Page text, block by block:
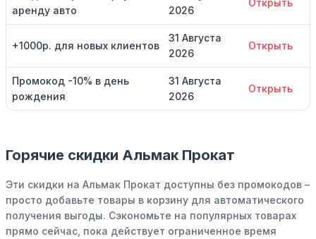
аренду авто
2026
Открыть
+1000р. для новых клиентов
31 Августа
2026
Открыть
Промокод -10% в день
рождения
31 Августа
2026
Открыть
Горячие скидки Альмак Прокат
Эти скидки на Альмак Прокат доступны без промокодов –
просто добавьте товары в корзину для автоматического
получения выгоды. Сэкономьте на популярных товарах
прямо сейчас, пока действует ограниченное время